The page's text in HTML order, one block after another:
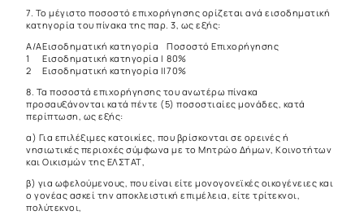
7. Το μέγιστο ποσοστό επιχορήγησης ορίζεται ανά εισοδηματική
κατηγορία του πίνακα της παρ. 3, ως εξής:
Α/ΑΕισοδηματική κατηγορία
Ποσοστό Επιχορήγησης
1
Εισοδηματική κατηγορία Ι 80%
2
Εισοδηματική κατηγορία ΙΙ70%
8. Τα ποσοστά επιχορήγησης του ανωτέρω πίνακα
προσαυξάνονται κατά πέντε (5) ποσοστιαίες μονάδες, κατά
περίπτωση, ως εξής:
α) Για επιλέξιμες κατοικίες, που βρίσκονται σε ορεινές ή
νησιωτικές περιοχές σύμφωνα με το Μητρώο Δήμων, Κοινοτήτων
και Οικισμών της ΕΛΣΤΑΤ,
β) για ωφελούμενους, που είναι είτε μονογονεϊκές οικογένειες και
ο γονέας ασκεί την αποκλειστική επιμέλεια, είτε τρίτεκνοι,
πολύτεκνοι,